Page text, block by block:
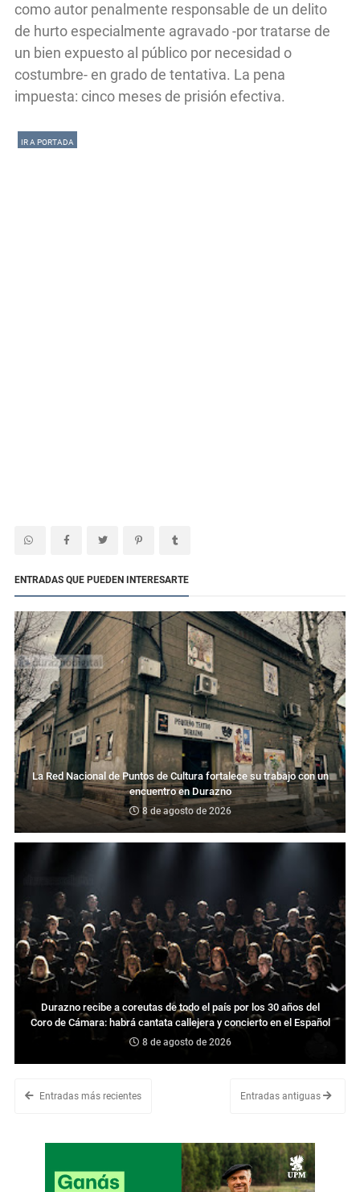
como autor penalmente responsable de un delito
de hurto especialmente agravado -por tratarse de
un bien expuesto al público por necesidad o
costumbre- en grado de tentativa. La pena
impuesta: cinco meses de prisión efectiva.
IR A PORTADA
ENTRADAS QUE PUEDEN INTERESARTE
La Red Nacional de Puntos de Cultura fortalece su trabajo con un
encuentro en Durazno
8 de agosto de 2026
Durazno recibe a coreutas de todo el país por los 30 años del
Coro de Cámara: habrá cantata callejera y concierto en el Español
8 de agosto de 2026
Entradas más recientes Entradas antiguas